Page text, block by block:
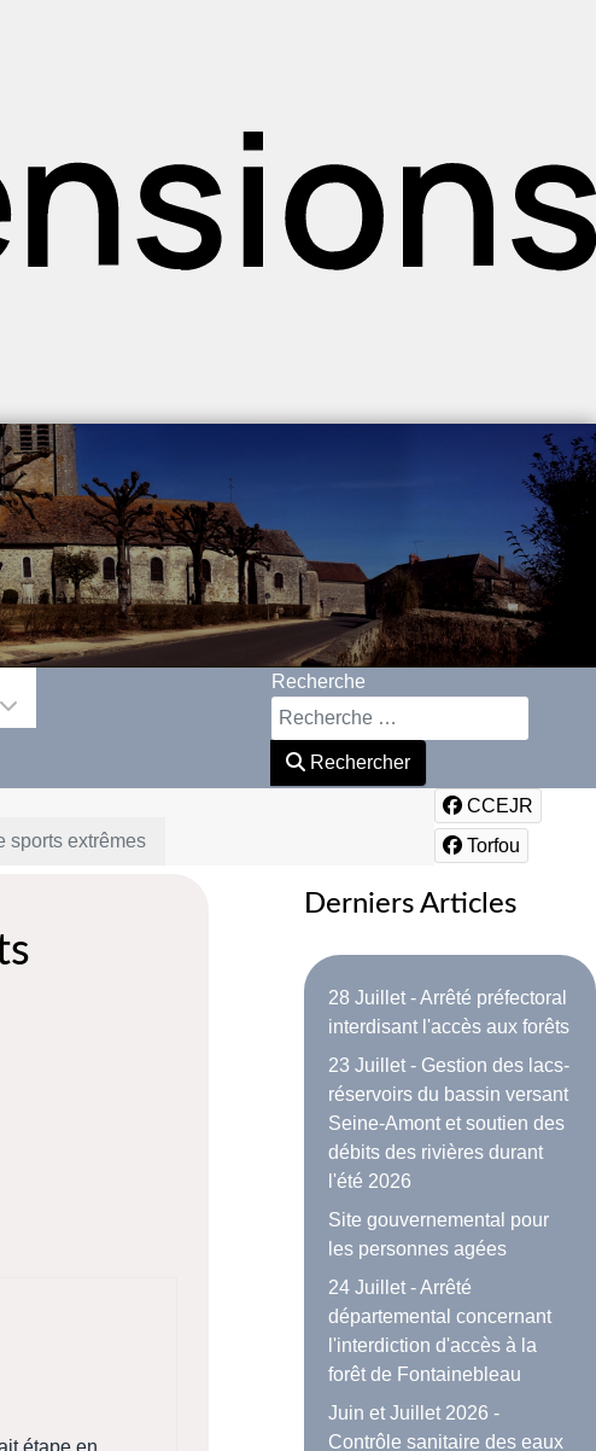
Recherche
Rechercher
sports extrêmes
CCEJR
Torfou
Derniers Articles
28 Juillet - Arrêté préfectoral
interdisant l'accès aux forêts
23 Juillet - Gestion des lacs-
réservoirs du bassin versant
Seine-Amont et soutien des
débits des rivières durant
l'été 2026
Site gouvernemental pour
les personnes agées
24 Juillet - Arrêté
départemental concernant
l'interdiction d'accès à la
forêt de Fontainebleau
Juin et Juillet 2026 -
Contrôle sanitaire des eaux